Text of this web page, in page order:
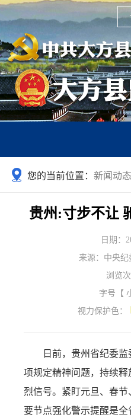
您的当前位置： 新闻动态
贵州:寸步不让
日期：
来源：中央
浏览次
字号【
视力保护色：
日前，贵州省纪委监
项规定精神问题，持续
烈信号。紧盯元旦、春节
要节点强化警示提醒是